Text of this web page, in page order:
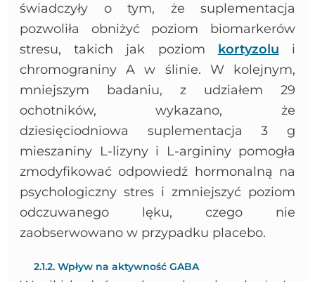
świadczyły o tym, że suplementacja
pozwoliła obniżyć poziom biomarkerów
stresu, takich jak poziom kortyzolu i
chromograniny A w ślinie. W kolejnym,
mniejszym badaniu, z udziałem 29
ochotników, wykazano, że
dziesięciodniowa suplementacja 3 g
mieszaniny L-lizyny i L-argininy pomogła
zmodyfikować odpowiedź hormonalną na
psychologiczny stres i zmniejszyć poziom
odczuwanego lęku, czego nie
zaobserwowano w przypadku placebo.
2.1.2. Wpływ na aktywność GABA